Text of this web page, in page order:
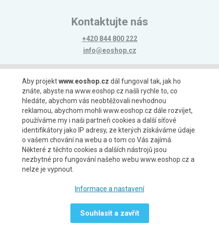
Kontaktujte nás
+420 844 800 222
info@eoshop.cz
Možnosti platby
Možnosti dopravy
Aby projektwww.eoshop.cz dál fungoval tak, jak ho
znáte, abyste na www.eoshop.cz našli rychle to, co
hledáte, abychom vás neobtěžovali nevhodnou
reklamou, abychom mohli www.eoshop.cz dále rozvíjet,
používáme my i naši partneři cookies a další síťové
identifikátory jako IP adresy, ze kterých získáváme údaje
o vašem chování na webu a o tom co Vás zajímá.
Některé z těchto cookies a dalších nástrojů jsou
nezbytné pro fungování našeho webu www.eoshop.cz a
nelze je vypnout.
Informace a nastavení
Souhlasit a zavřít